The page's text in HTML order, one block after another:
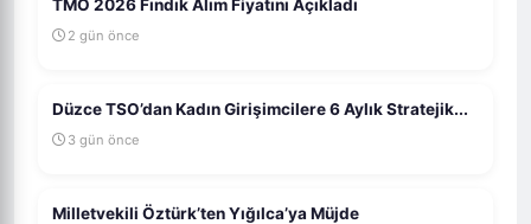
TMO 2026 Fındık Alım Fiyatını Açıkladı
2 gün önce
Düzce TSO’dan Kadın Girişimcilere 6 Aylık Stratejik...
3 gün önce
Milletvekili Öztürk’ten Yığılca’ya Müjde